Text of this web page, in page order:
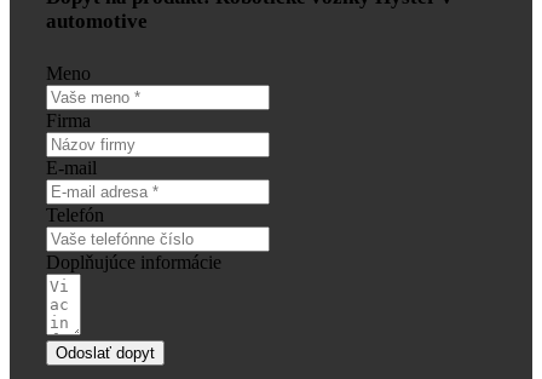
automotive
Meno
Firma
E-mail
Telefón
Doplňujúce informácie
Odoslať dopyt